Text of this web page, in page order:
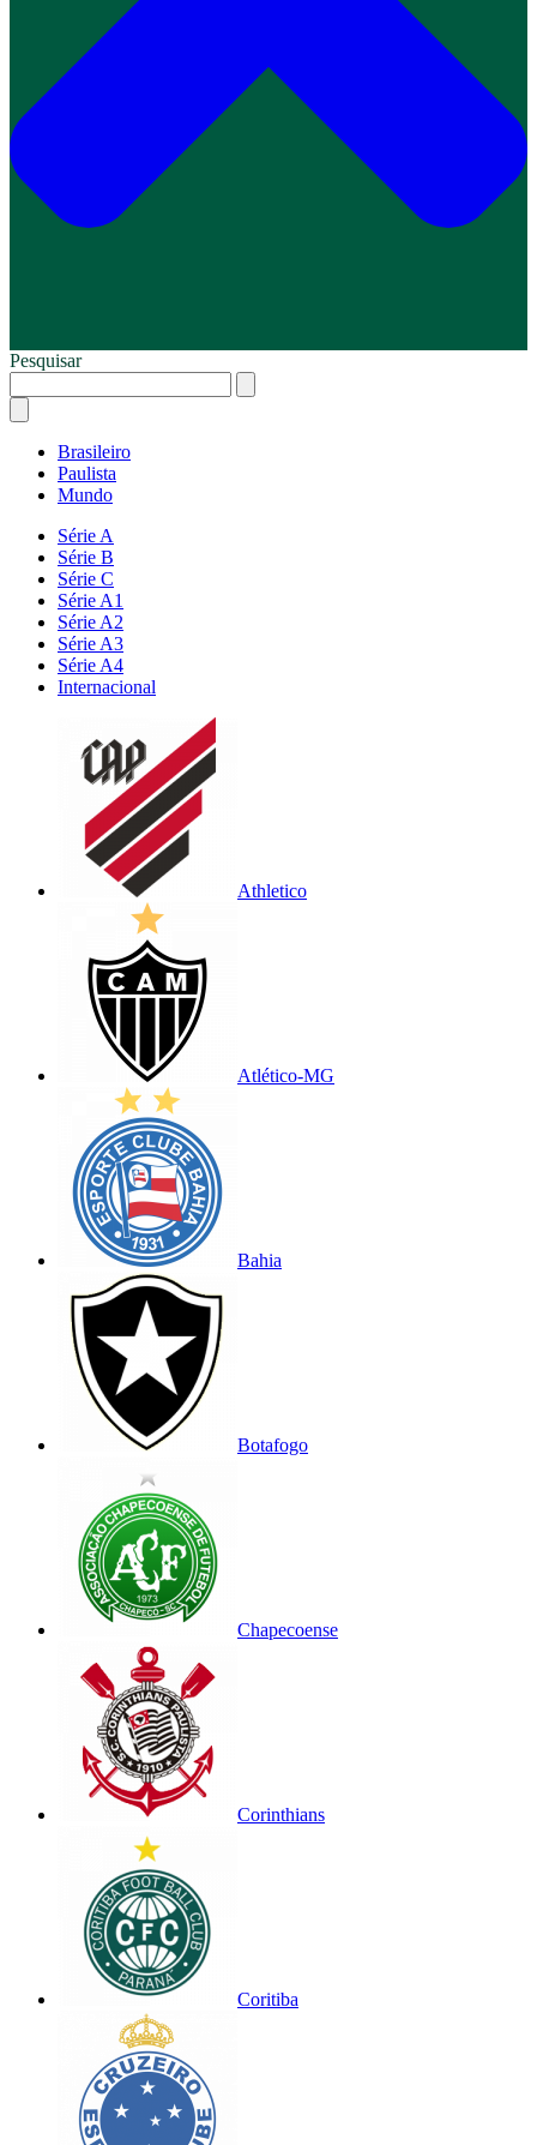
Pesquisar
Brasileiro
Paulista
Mundo
Série A
Série B
Série C
Série A1
Série A2
Série A3
Série A4
Internacional
Athletico
Atlético-MG
Bahia
Botafogo
Chapecoense
Corinthians
Coritiba